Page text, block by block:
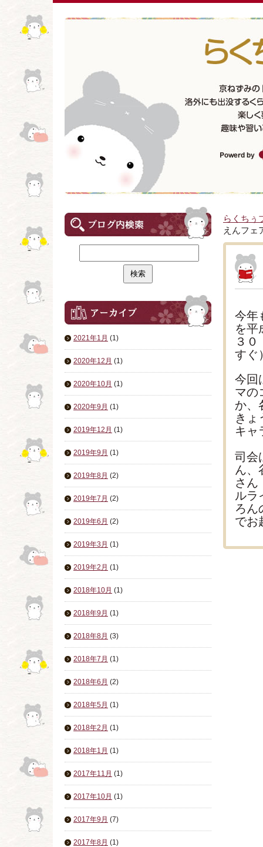
2021年1月 (1)
2020年12月 (1)
2020年10月 (1)
2020年9月 (1)
2019年12月 (1)
2019年9月 (1)
2019年8月 (2)
2019年7月 (2)
2019年6月 (2)
2019年3月 (1)
2019年2月 (1)
2018年10月 (1)
2018年9月 (1)
2018年8月 (3)
2018年7月 (1)
2018年6月 (2)
2018年5月 (1)
2018年2月 (1)
2018年1月 (1)
2017年11月 (1)
2017年10月 (1)
2017年9月 (7)
2017年8月 (1)
らくちぅ
えんフェ
今年
を平
３
すぐ
今回
マの
か、
きょ
キャ
司会
ん、
さん
ルラ
ろん
でお